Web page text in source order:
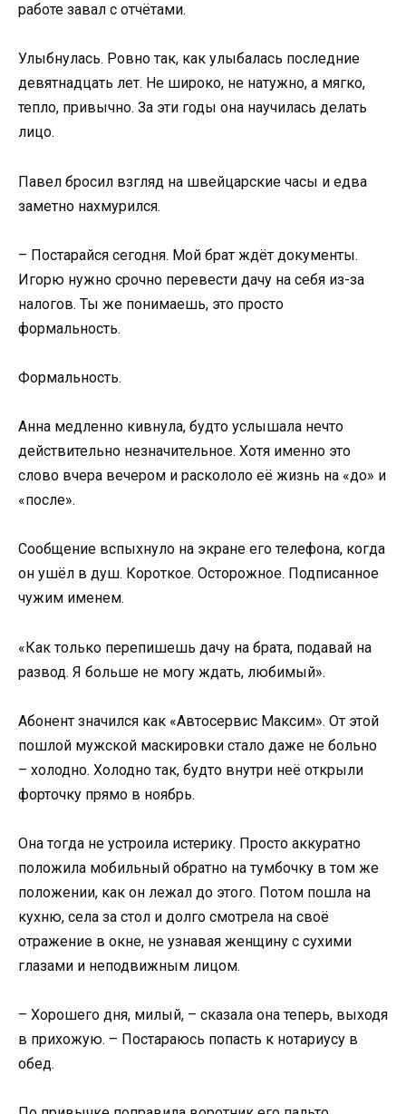
работе завал с отчётами.
Улыбнулась. Ровно так, как улыбалась последние
девятнадцать лет. Не широко, не натужно, а мягко,
тепло, привычно. За эти годы она научилась делать
лицо.
Павел бросил взгляд на швейцарские часы и едва
заметно нахмурился.
– Постарайся сегодня. Мой брат ждёт документы.
Игорю нужно срочно перевести дачу на себя из-за
налогов. Ты же понимаешь, это просто
формальность.
Формальность.
Анна медленно кивнула, будто услышала нечто
действительно незначительное. Хотя именно это
слово вчера вечером и раскололо её жизнь на «до» и
«после».
Сообщение вспыхнуло на экране его телефона, когда
он ушёл в душ. Короткое. Осторожное. Подписанное
чужим именем.
«Как только перепишешь дачу на брата, подавай на
развод. Я больше не могу ждать, любимый».
Абонент значился как «Автосервис Максим». От этой
пошлой мужской маскировки стало даже не больно
– холодно. Холодно так, будто внутри неё открыли
форточку прямо в ноябрь.
Она тогда не устроила истерику. Просто аккуратно
положила мобильный обратно на тумбочку в том же
положении, как он лежал до этого. Потом пошла на
кухню, села за стол и долго смотрела на своё
отражение в окне, не узнавая женщину с сухими
глазами и неподвижным лицом.
– Хорошего дня, милый, – сказала она теперь, выходя
в прихожую. – Постараюсь попасть к нотариусу в
обед.